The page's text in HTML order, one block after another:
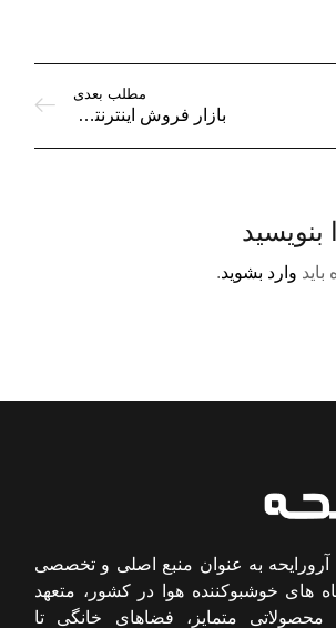
مطلب بعدی
بازار فروش اینترنتی انواع رایحه خوشبوکننده هوا
بنویسید
وارد بشوید.
آرورایحه به عنوان منبع اصلی و تخصصی
های خوشبوکننده هوا در کشور، متعهد
محصولاتی متمایز، فضاهای خانگی تا